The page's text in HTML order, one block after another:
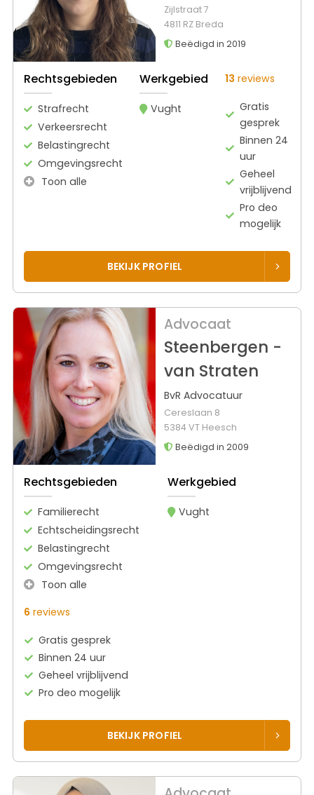
Zijlstraat 7
4811 RZ Breda
Beëdigd in 2019
Rechtsgebieden
Strafrecht
Verkeersrecht
Belastingrecht
Omgevingsrecht
Toon alle
Werkgebied
Vught
13 reviews
Gratis
gesprek
Binnen 24
uur
Geheel
vrijblijvend
Pro deo
mogelijk
BEKIJK PROFIEL
Advocaat
Steenbergen -
van Straten
BvR Advocatuur
Cereslaan 8
5384 VT Heesch
Beëdigd in 2009
Rechtsgebieden
Familierecht
Echtscheidingsrecht
Belastingrecht
Omgevingsrecht
Toon alle
Werkgebied
Vught
6 reviews
Gratis gesprek
Binnen 24 uur
Geheel vrijblijvend
Pro deo mogelijk
BEKIJK PROFIEL